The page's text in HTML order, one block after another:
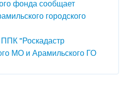
фонда сообщает
городского
"Роскадастр
МО и Арамильского ГО